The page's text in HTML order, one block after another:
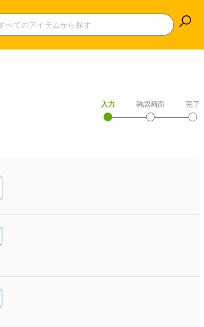
入力 確認画面 完了